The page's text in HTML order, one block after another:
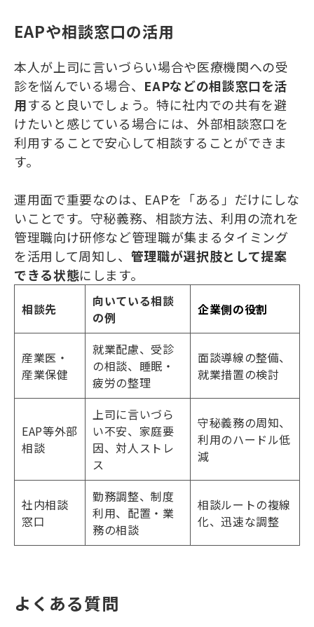
EAPや相談窓口の活用
本人が上司に言いづらい場合や医療機関への受
診を悩んでいる場合、 EAPなどの相談窓口を活
用すると良いでしょう。特に社内での共有を避
けたいと感じている場合には、外部相談窓口を
利用することで安心して相談することができま
す。
運用面で重要なのは、EAPを「ある」だけにしな
いことです。守秘義務、相談方法、利用の流れを
管理職向け研修など管理職が集まるタイミング
を活用して周知し、 管理職が選択肢として提案
できる状態にします。
相談先
向いている相談
の例
企業側の役割
産業医・
産業保健
就業配慮、受診
の相談、睡眠・
疲労の整理
面談導線の整備、
就業措置の検討
EAP等外部
相談
上司に言いづら
い不安、家庭要
因、対人ストレ
ス
守秘義務の周知、
利用のハードル低
減
社内相談
窓口
勤務調整、制度
利用、配置・業
務の相談
相談ルートの複線
化、迅速な調整
よくある質問